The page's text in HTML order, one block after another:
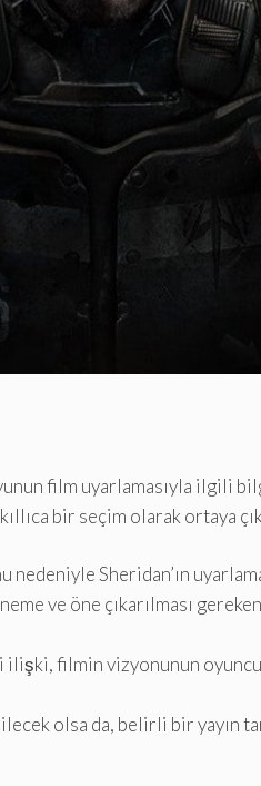
film uyarlamasıyla ilgili
bir seçim olarak ortaya
nedeniyle Sheridan’ın
ve öne çıkarılması
filmin vizyonunun
olsa da, belirli bir yayın